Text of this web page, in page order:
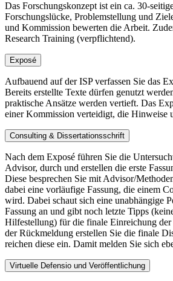
Das Forschungskonzept ist ein ca. 30-
Forschungslücke, Problemstellung und
und Kommission bewerten die Arbeit.
Research Training (verpflichtend).
Exposé
Aufbauend auf der ISP verfassen Sie das
Bereits erstellte Texte dürfen genutzt
praktische Ansätze werden vertieft. Das
einer Kommission verteidigt, die Hinweise
Consulting & Dissertationsschrift
Nach dem Exposé führen Sie die
Advisor, durch und erstellen die erste
Diese besprechen Sie mit Advisor/
dabei eine vorläufige Fassung, die einem
wird. Dabei schaut sich eine unabhängige
Fassung an und gibt noch letzte Tipps
Hilfestellung) für die finale Einreichung
der Rückmeldung erstellen Sie die finale
reichen diese ein. Damit melden Sie sich
Virtuelle Defensio und Veröffentlichung